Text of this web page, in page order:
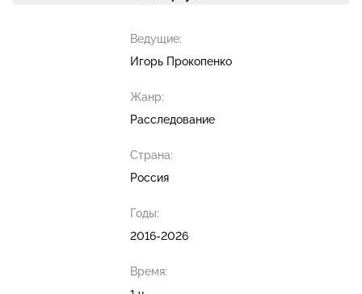
Ведущие:
Игорь Прокопенко
Жанр:
Расследование
Страна:
Россия
Годы:
2016-2026
Время: